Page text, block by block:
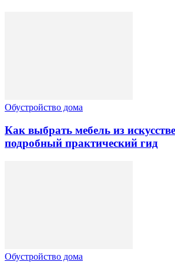
Обустройство дома
Как выбрать мебель из
подробный практический гид
Обустройство дома